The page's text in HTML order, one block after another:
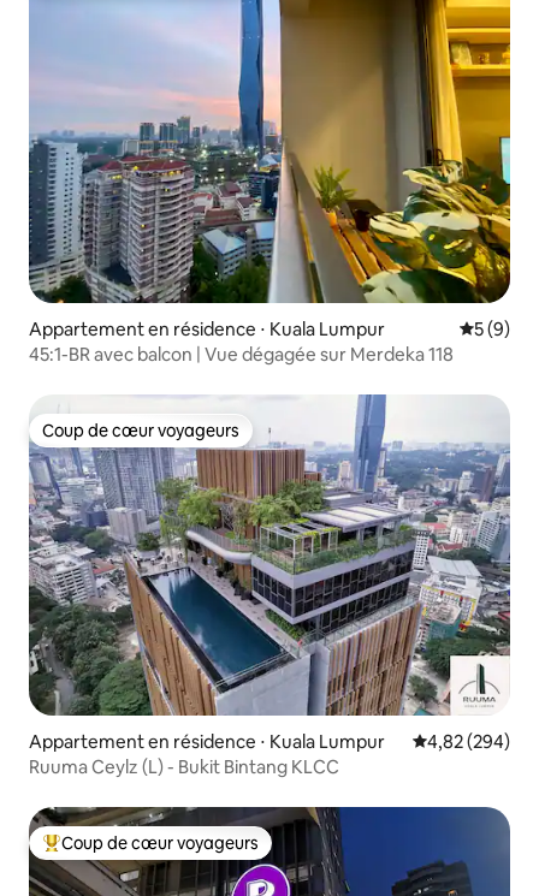
Appartement en résidence ⋅ Kuala Lumpur
5 (9)
45:1-BR avec balcon | Vue dégagée sur Merdeka 118
Coup de cœur voyageurs
Coup de cœur voyageurs
Appartement en résidence ⋅ Kuala Lumpur Évaluation
4,82 (294)
Ruuma Ceylz (L) - Bukit Bintang KLCC
Coups de cœur voyageurs les plus appréciés
Coup de cœur voyageurs